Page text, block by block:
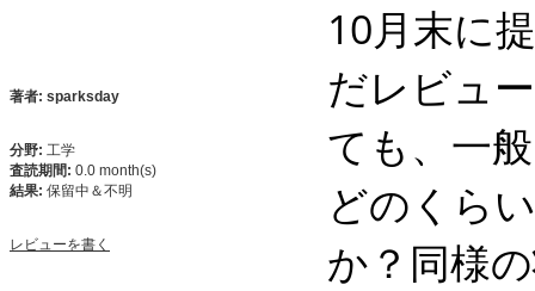
著者: sparksday
分野: 工学
査読期間: 0.0 month(s)
結果: 保留中＆不明
レビューを書く
10月末に
だレビュ
ても、一
どのくら
か？同様